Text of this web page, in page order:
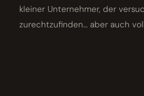
kleiner Unternehmer, der
zurechtzufinden... aber auch